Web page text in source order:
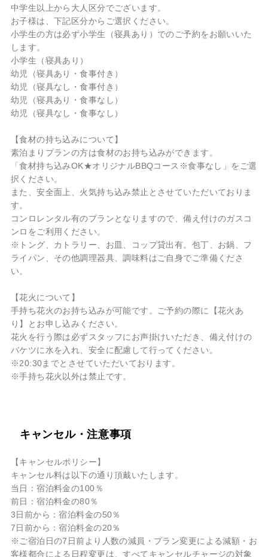
中学生以上から大人区分でございます。
お子様は、下記区分からご選択ください。
小学生の方は必ず小学生（寝具あり）でのご予約をお願いいた
します。
小学生（寝具あり）
幼児（寝具あり・食事付き）
幼児（寝具なし・食事付き）
幼児（寝具あり・食事なし）
幼児（寝具なし・食事なし）
【食材の持ち込みについて】
素泊まりプランの方は食材のお持ち込みができます。
「食材持ち込みOK★オリジナルBBQコース※食事なし」をご選
択ください。
また、安全面上、火気持ち込み禁止とさせていただいておりま
す。
コンロレンタル有のプランとなりますので、備え付けのガスコ
ンロをご利用ください。
※トング、カトラリー、お皿、コップ貸出有。包丁、お鍋、フ
ライパン、その他調理器具、調味料はご自身でご準備くださ
い。
【花火について】
手持ち花火のお持ち込みが可能です。ご予約の際に【花火あ
り】とお申し込みください。
花火を行う際は必ずスタッフにお声掛けいただき、備え付けの
バケツに⽔を⼊れ、安全に配慮して⾏ってください。
※20:30までとさせていただいております。
※手持ち花火以外は禁止です。
キャンセル・注意事項
【キャンセルポリシー】
キャンセル料は以下の通り頂戴いたします。
当日：宿泊料金の100％
前日：宿泊料金の80％
3日前から：宿泊料金の50％
7日前から：宿泊料金の20％
※ご宿泊日の7日前より人数の減員・プラン変更による減額・お
客様都合による日程変更は、すべてキャンセルチャージの対象